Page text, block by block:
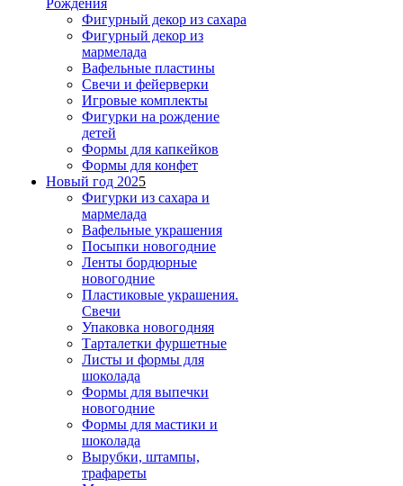
Фигурный декор из сахара
Фигурный декор из
мармелада
Вафельные пластины
Свечи и фейерверки
Игровые комплекты
Фигурки на рождение
детей
Формы для капкейков
Формы для конфет
Новый год 2025
Фигурки из сахара и
мармелада
Вафельные украшения
Посыпки новогодние
Ленты бордюрные
новогодние
Пластиковые украшения.
Свечи
Упаковка новогодняя
Тарталетки фуршетные
Листы и формы для
шоколада
Формы для выпечки
новогодние
Формы для мастики и
шоколада
Вырубки, штампы,
трафареты